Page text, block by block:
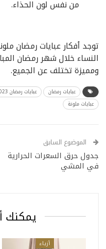
من نفس لون الحذاء.
توجد أفكار عبايات رمضان
النساء خلال شهر رمضان
ومميزة تختلف عن الجميع.
عبايات رمضان عبايات رمضان 2023
عبايات ملونة
الموضوع السابق
جدول حرق السعرات الحرارية
في المشي
يمكنك
أزياء